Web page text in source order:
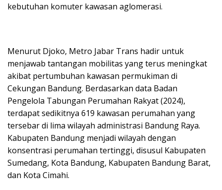
kebutuhan komuter kawasan aglomerasi.
Menurut Djoko, Metro Jabar Trans hadir untuk
menjawab tantangan mobilitas yang terus meningkat
akibat pertumbuhan kawasan permukiman di
Cekungan Bandung. Berdasarkan data Badan
Pengelola Tabungan Perumahan Rakyat (2024),
terdapat sedikitnya 619 kawasan perumahan yang
tersebar di lima wilayah administrasi Bandung Raya.
Kabupaten Bandung menjadi wilayah dengan
konsentrasi perumahan tertinggi, disusul Kabupaten
Sumedang, Kota Bandung, Kabupaten Bandung Barat,
dan Kota Cimahi.